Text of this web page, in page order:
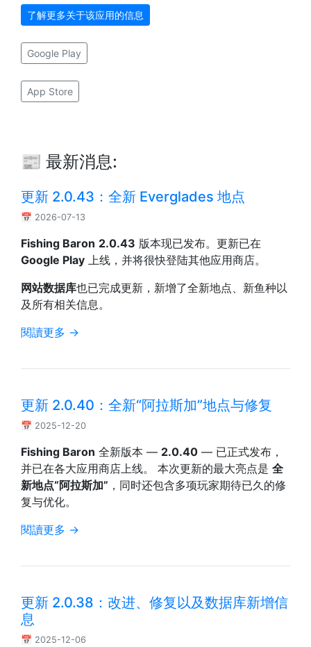
了解更多关于该应用的信息
Google Play
App Store
📰 最新消息:
更新 2.0.43：全新 Everglades 地点
📅 2026-07-13
Fishing Baron 2.0.43 版本现已发布。更新已在
Google Play 上线，并将很快登陆其他应用商店。
网站数据库也已完成更新，新增了全新地点、新鱼种以
及所有相关信息。
閱讀更多 →
更新 2.0.40：全新“阿拉斯加”地点与修复
📅 2025-12-20
Fishing Baron 全新版本 — 2.0.40 — 已正式发布，
并已在各大应用商店上线。 本次更新的最大亮点是 全
新地点“阿拉斯加” ，同时还包含多项玩家期待已久的修
复与优化。
閱讀更多 →
更新 2.0.38：改进、修复以及数据库新增信
息
📅 2025-12-06